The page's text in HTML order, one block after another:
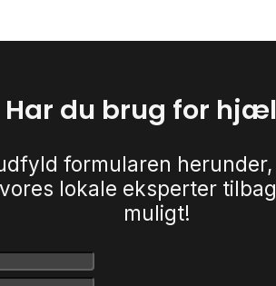
Har du brug for
formularen
lokale eksperter
muligt!